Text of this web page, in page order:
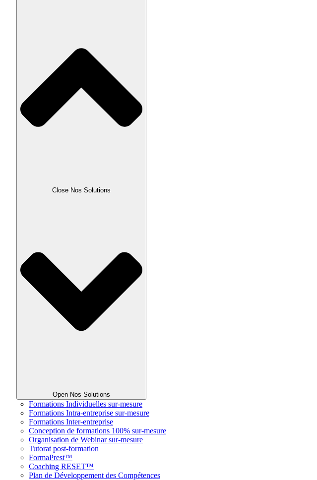
Close Nos Solutions
Open Nos Solutions
Formations Individuelles sur-mesure
Formations Intra-entreprise sur-mesure
Formations Inter-entreprise
Conception de formations 100% sur-mesure
Organisation de Webinar sur-mesure
Tutorat post-formation
FormaPrest™
Coaching RESET™
Plan de Développement des Compétences